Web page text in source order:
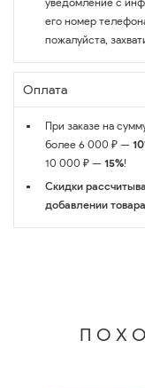
его номер
пожалуйста,
Оплата
При заказе на
более 6 000 ₽ —
10 000 ₽ — 15%!
Скидки
добавлении